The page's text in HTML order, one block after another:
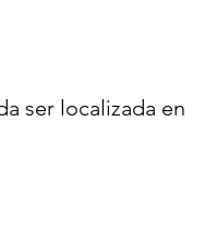
ser localizada en